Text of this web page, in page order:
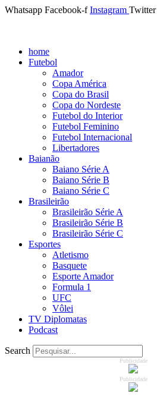
Whatsapp Facebook-f Instagram Twitter
home
Futebol
Amador
Copa América
Copa do Brasil
Copa do Nordeste
Futebol do Interior
Futebol Feminino
Futebol Internacional
Libertadores
Baianão
Baiano Série A
Baiano Série B
Baiano Série C
Brasileirão
Brasileirão Série A
Brasileirão Série B
Brasileirão Série C
Esportes
Atletismo
Basquete
Esporte Amador
Formula 1
UFC
Vôlei
TV Diplomatas
Podcast
Search
Publicidade
Publicidade